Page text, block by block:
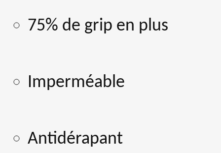
75% de grip en plus
Imperméable
Antidérapant